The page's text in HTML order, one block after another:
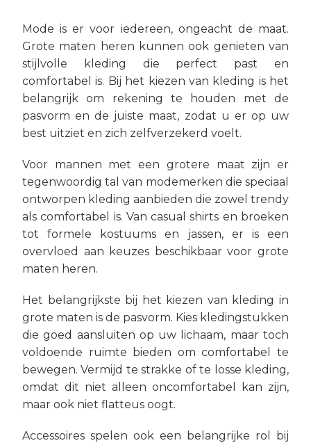
Mode is er voor iedereen, ongeacht de maat.
Grote maten heren kunnen ook genieten van
stijlvolle kleding die perfect past en
comfortabel is. Bij het kiezen van kleding is het
belangrijk om rekening te houden met de
pasvorm en de juiste maat, zodat u er op uw
best uitziet en zich zelfverzekerd voelt.
Voor mannen met een grotere maat zijn er
tegenwoordig tal van modemerken die speciaal
ontworpen kleding aanbieden die zowel trendy
als comfortabel is. Van casual shirts en broeken
tot formele kostuums en jassen, er is een
overvloed aan keuzes beschikbaar voor grote
maten heren.
Het belangrijkste bij het kiezen van kleding in
grote maten is de pasvorm. Kies kledingstukken
die goed aansluiten op uw lichaam, maar toch
voldoende ruimte bieden om comfortabel te
bewegen. Vermijd te strakke of te losse kleding,
omdat dit niet alleen oncomfortabel kan zijn,
maar ook niet flatteus oogt.
Accessoires spelen ook een belangrijke rol bij